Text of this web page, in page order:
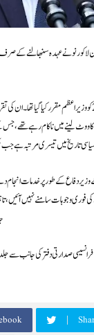
سیبسٹین لاکورنو کو 10 ستمبر 2025 کو وزیر اعظم
کا ووٹ لینے میں ناکام رہے تھے،
تاریخ میں تیسری مرتبہ ہے جب
وزیر دفاع کے طور پر خدمات
فوری وجوہات سامنے نہیں آئیں،
فرانسیسی صدارتی دفتر کی جانب سے